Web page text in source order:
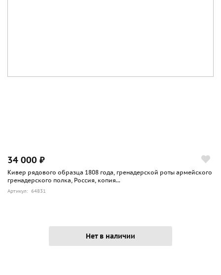
34 000 ₽
Кивер рядового образца 1808 года, гренадерской роты армейского
гренадерского полка, Россия, копия...
Артикул: 64831
Нет в наличии